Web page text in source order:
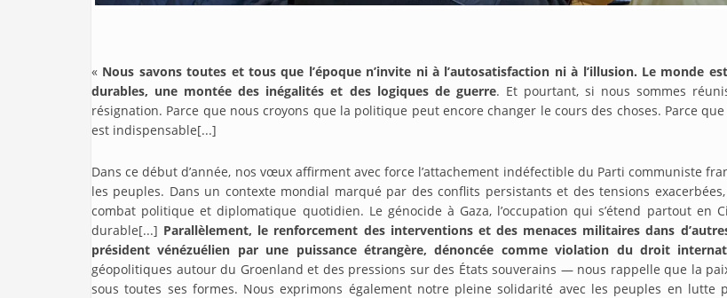
« Nous savons toutes et tous que l’époque n’invite ni à l’autosatisfaction ni à l’illusion. Le monde
durables, une montée des inégalités et des logiques de guerre. Et pourtant, si nous sommes
résignation. Parce que nous croyons que la politique peut encore changer le cours des choses. Parce
est indispensable[...]
Dans ce début d’année, nos vœux affirment avec force l’attachement indéfectible du Parti communiste
les peuples. Dans un contexte mondial marqué par des conflits persistants et des tensions
combat politique et diplomatique quotidien. Le génocide à Gaza, l’occupation qui s’étend partout en
durable[...] Parallèlement, le renforcement des interventions et des menaces militaires dans
président vénézuélien par une puissance étrangère, dénoncée comme violation du droit
géopolitiques autour du Groenland et des pressions sur des États souverains — nous rappelle que la
sous toutes ses formes. Nous exprimons également notre pleine solidarité avec les peuples en lutte